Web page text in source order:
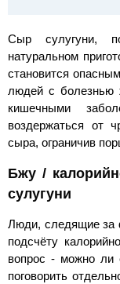
Сыр сулугуни,
натуральном
становится
людей с болезнью
кишечными
воздержаться от
сыра, ограничив
Бжу /
сулугуни
Люди, следящие за
подсчёту
вопрос - можно ли
поговорить